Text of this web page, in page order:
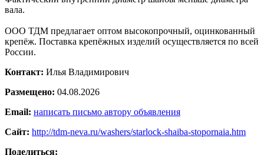
вала.
ООО ТДМ предлагает оптом высокопрочный, оцинкованный
крепёж. Поставка крепёжных изделий осуществляется по всей
России.
Контакт: Илья Владимирович
Размещено: 04.08.2026
Email: написать письмо автору объявления
Сайт: http://tdm-neva.ru/washers/starlock-shaiba-stopornaia.htm
Поделиться: